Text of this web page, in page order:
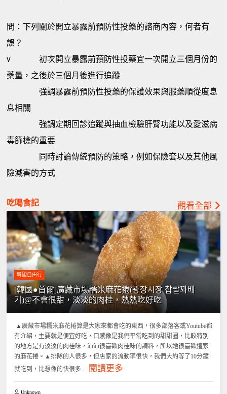
問：下列關於開立暴露前預防性投藥的諮商內容，何者有
誤？
v
初次開立暴露前預防性投藥宜一次開立三個月份的
藥量，之後於三個月後進行追蹤
強調暴露前預防性投藥的保護效果與服藥順從度息
息相關
強調定期回診追蹤與抽血檢驗肝腎功能以及愛滋病
毒篩檢的重要
同時討論傳統預防的策略，例如保險套以及其他風
險減害的方式
吃喝食記 觀看全部
韓國自由行
[韓國●首爾]廣藏市場糯米麻花捲(광장시장 찹쌀꽈배
기)@不會很甜，淡淡的肉桂，熱熱吃好吃
▲廣藏市場糯米麻花捲算是大家來都會吃的東西，很多部落客或Youtube都
有介紹，主要就是便宜好吃，口感像是我們平常吃到的甜甜圈，比較特別
的地方是有淡淡的肉桂味，沛沛很喜歡肉桂味的調料，所以她很喜歡這家
的麻花捲。▲排隊的人很多，但店家的流動率很快，我們大約等了10分鐘
就吃到，比想像的快很多...
閱讀更多
Unknown